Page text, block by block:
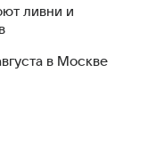
ливни и
в Москве